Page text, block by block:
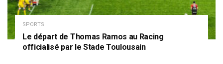
SPORTS
Le départ de Thomas Ramos au Racing
officialisé par le Stade Toulousain